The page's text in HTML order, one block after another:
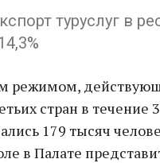
туруслуг в
режимом,
стран в течение
179 тысяч
в Палате